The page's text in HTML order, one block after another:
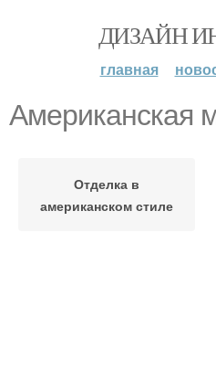
ДИЗАЙН
главная
Американская
Отделка в
американском стиле